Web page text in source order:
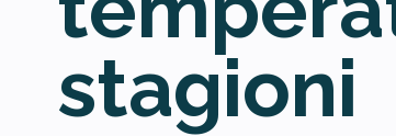
stagioni